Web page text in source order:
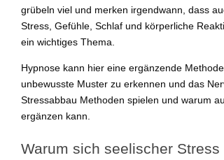
grübeln viel und merken irgendwann, dass
Stress, Gefühle, Schlaf und körperliche
ein wichtiges Thema.
Hypnose kann hier eine ergänzende
unbewusste Muster zu erkennen und das
Stressabbau Methoden spielen und warum
ergänzen kann.
Warum sich seelischer